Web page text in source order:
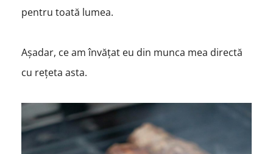
pentru toată lumea.
Așadar, ce am învățat eu din munca mea directă
cu rețeta asta.